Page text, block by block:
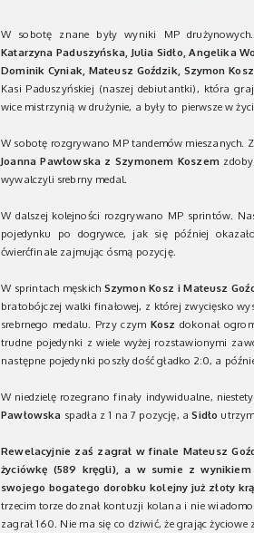
W sobotę znane były wyniki MP
Katarzyna Paduszyńska, Julia Sidło, Angelika
Dominik Cyniak, Mateusz Goździk, Szymon
Kasi Paduszyńskiej (naszej debiutantki), która
wice mistrzynią w drużynie, a były to pierwsze w
W sobotę rozgrywano MP tandemów mieszanych.
Joanna Pawłowska z Szymonem Koszem
wywalczyli srebrny medal.
W dalszej kolejności rozgrywano MP sprintów.
pojedynku po dogrywce, jak się później
ćwierćfinale zajmując ósmą pozycję.
W sprintach męskich Szymon Kosz i Mateusz
bratobójczej walki finałowej, z której zwycięsko
srebrnego medalu. Przy czym Kosz dokonał
trudne pojedynki z wiele wyżej rozstawionymi
następne pojedynki poszły dość gładko 2:0, a
W niedzielę rozegrano finały indywidualne,
Pawłowska spadła z 1 na 7 pozycję, aSidło
Rewelacyjnie zaś zagrał w finale Mateusz
życiówkę (589 kręgli), a w sumie z wynikiem
swojego bogatego dorobku kolejny już złoty
trzecim torze doznał kontuzji kolana i nie
zagrał 160. Nie ma się co dziwić, że grając